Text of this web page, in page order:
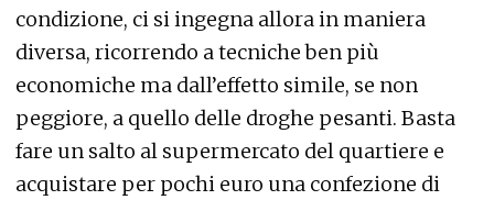
condizione, ci si ingegna allora in maniera
diversa, ricorrendo a tecniche ben più
economiche ma dall’effetto simile, se non
peggiore, a quello delle droghe pesanti. Basta
fare un salto al supermercato del quartiere e
acquistare per pochi euro una confezione di